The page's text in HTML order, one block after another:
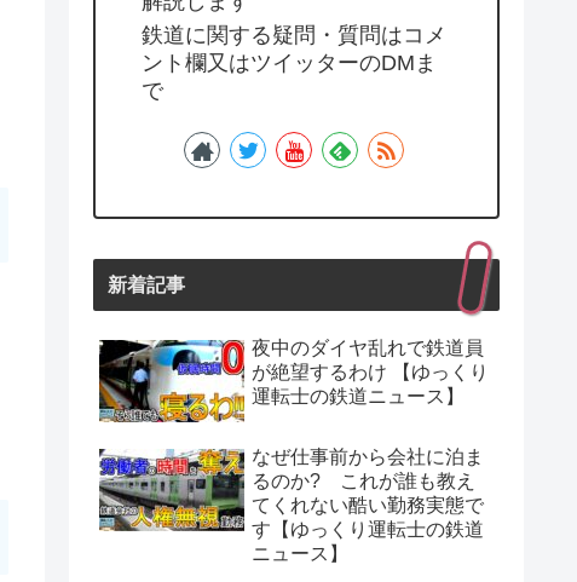
鉄道に関する疑問・質問はコメ
ント欄又はツイッターのDMま
で
新着記事
夜中のダイヤ乱れで鉄道員
が絶望するわけ 【ゆっくり
運転士の鉄道ニュース】
なぜ仕事前から会社に泊ま
るのか? これが誰も教え
てくれない酷い勤務実態で
す【ゆっくり運転士の鉄道
ニュース】